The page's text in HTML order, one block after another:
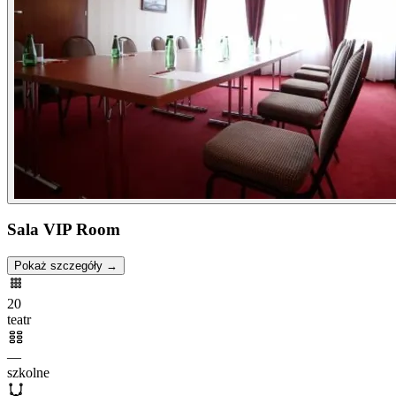
Sala VIP Room
Pokaż szczegóły →
20
teatr
—
szkolne